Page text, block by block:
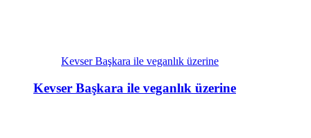
Kevser Başkara ile veganlık üzerine
Kevser Başkara ile veganlık üzerine